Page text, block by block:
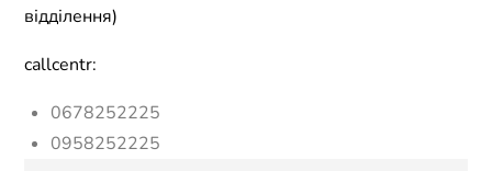
відділення)
callcentr:
0678252225
0958252225